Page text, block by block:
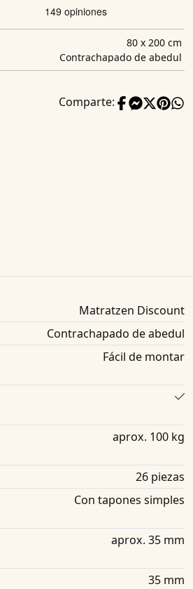
80 x 200 cm
Contrachapado de abedul
Comparte:
Matratzen Discount
Contrachapado de abedul
Fácil de montar
aprox. 100 kg
26 piezas
Con tapones simples
aprox. 35 mm
35 mm